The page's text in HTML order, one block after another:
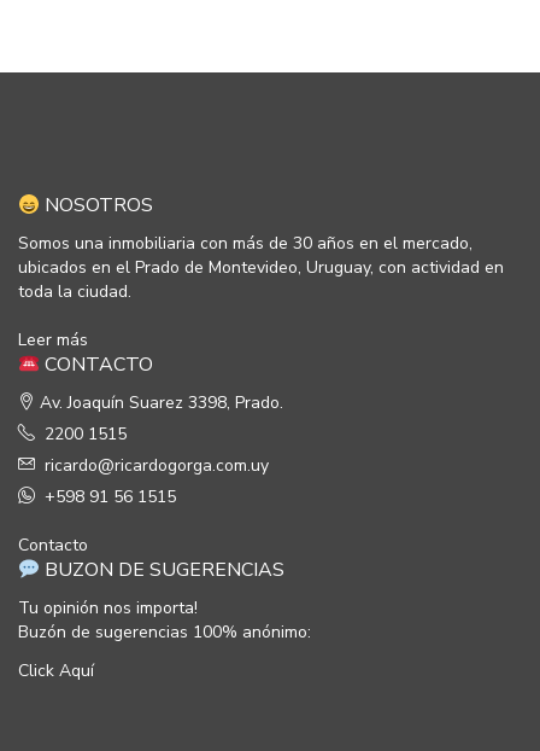
NOSOTROS
Somos una inmobiliaria con más de 30 años en el mercado,
ubicados en el Prado de Montevideo, Uruguay, con actividad en
toda la ciudad.
Leer más
CONTACTO
Av. Joaquín Suarez 3398, Prado.
2200 1515
ricardo@ricardogorga.com.uy
+598 91 56 1515
Contacto
BUZON DE SUGERENCIAS
Tu opinión nos importa!
Buzón de sugerencias 100% anónimo:
Click Aquí